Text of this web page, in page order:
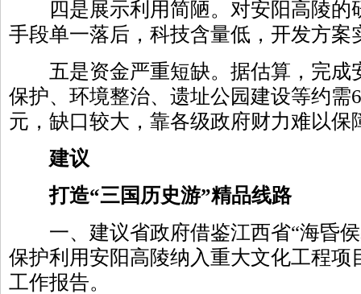
四是展示利用简陋。对安阳高陵的
手段单一落后，科技含量低，开发方案
五是资金严重短缺。据估算，完成
保护、环境整治、遗址公园建设等约需
元，缺口较大，靠各级政府财力难以保
建议
打造“三国历史游”精品线路
一、建议省政府借鉴江西省“海昏侯
保护利用安阳高陵纳入重大文化工程项
工作报告。